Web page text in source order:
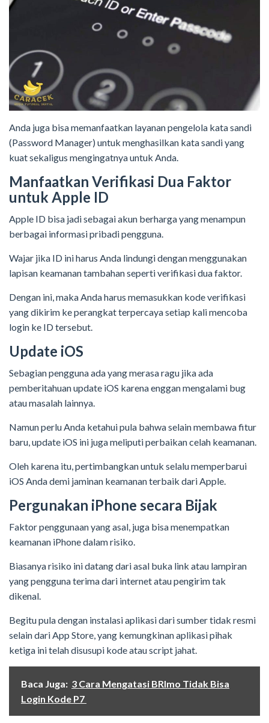
Anda juga bisa memanfaatkan layanan pengelola kata sandi
(Password Manager) untuk menghasilkan kata sandi yang
kuat sekaligus mengingatnya untuk Anda.
Manfaatkan Verifikasi Dua Faktor
untuk Apple ID
Apple ID bisa jadi sebagai akun berharga yang menampun
berbagai informasi pribadi pengguna.
Wajar jika ID ini harus Anda lindungi dengan menggunakan
lapisan keamanan tambahan seperti verifikasi dua faktor.
Dengan ini, maka Anda harus memasukkan kode verifikasi
yang dikirim ke perangkat terpercaya setiap kali mencoba
login ke ID tersebut.
Update iOS
Sebagian pengguna ada yang merasa ragu jika ada
pemberitahuan update iOS karena enggan mengalami bug
atau masalah lainnya.
Namun perlu Anda ketahui pula bahwa selain membawa fitur
baru, update iOS ini juga meliputi perbaikan celah keamanan.
Oleh karena itu, pertimbangkan untuk selalu memperbarui
iOS Anda demi jaminan keamanan terbaik dari Apple.
Pergunakan iPhone secara Bijak
Faktor penggunaan yang asal, juga bisa menempatkan
keamanan iPhone dalam risiko.
Biasanya risiko ini datang dari asal buka link atau lampiran
yang pengguna terima dari internet atau pengirim tak
dikenal.
Begitu pula dengan instalasi aplikasi dari sumber tidak resmi
selain dari App Store, yang kemungkinan aplikasi pihak
ketiga ini telah disusupi kode atau script jahat.
Baca Juga: 3 Cara Mengatasi BRImo Tidak Bisa
Login Kode P7